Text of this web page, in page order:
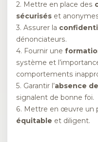
2. Mettre en place des
sécurisés et
3. Assurer la
dénonciateurs.
4. Fournir une
système et
comportements
5. Garantir l’absence
signalent de bonne foi.
6. Mettre en œuvre un
équitable et diligent.